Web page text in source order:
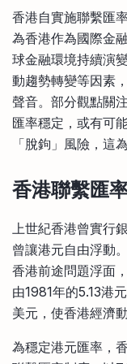
比較定存
信用卡
比較各種
手機App與理財資訊
商業解決方案
企業服務
香港自實施聯繫匯
為香港作為國際金
球金融環境持續演
動趨勢轉變等因素
聲音。部分觀點關
匯率穩定，或有可
「脫鉤」風險，這
香港聯繫匯
上世紀香港曾實行
曾讓港元自由浮動
香港前途問題浮面
由1981年的5.13港
美元，使香港經濟動
為穩定港元匯率，